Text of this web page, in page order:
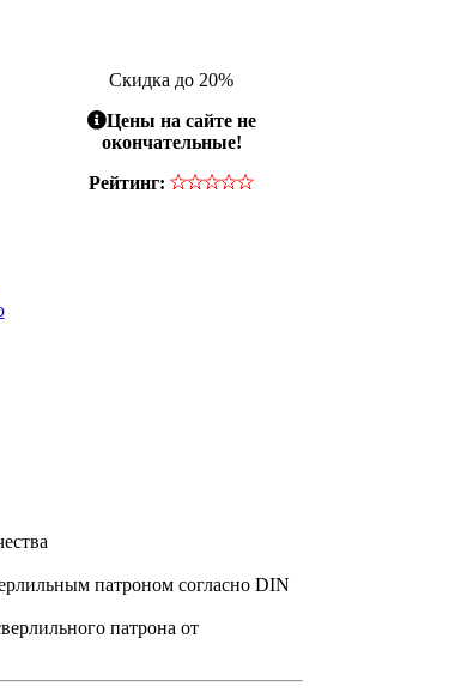
Скидка до 20%
Цены на сайте не
окончательные!
Рейтинг:
патроном согласно DIN
патрона от